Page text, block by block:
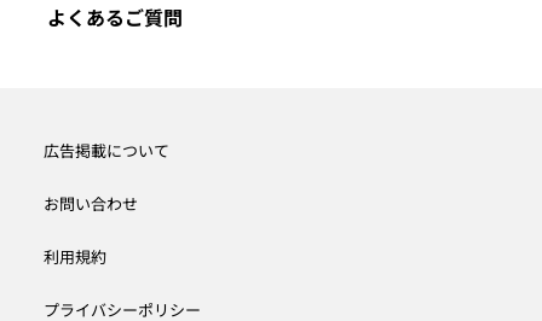
よくあるご質問
広告掲載について
お問い合わせ
利用規約
プライバシーポリシー